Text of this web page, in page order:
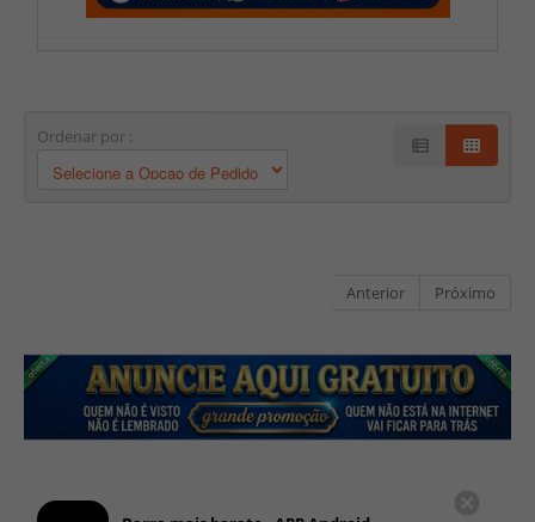
Ordenar por :
Anterior Próximo